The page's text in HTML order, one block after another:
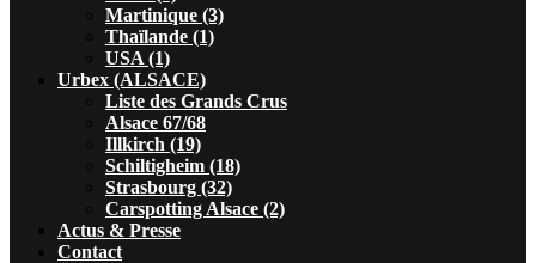
Martinique (3)
Thaïlande (1)
USA (1)
Urbex (ALSACE)
Liste des Grands Crus
Alsace 67/68
Illkirch (19)
Schiltigheim (18)
Strasbourg (32)
Carspotting Alsace (2)
Actus & Presse
Contact